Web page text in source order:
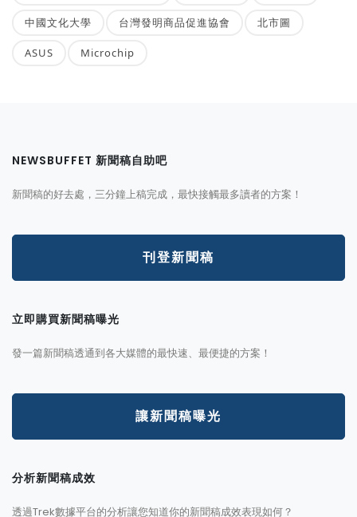
中國文化大學 台灣發明商品促進協會 北市圖
ASUS Microchip
NEWSBUFFET 新聞稿自助吧
新聞稿的好去處，三分鐘上稿完成，最快接觸最多讀者的方案！
刊登新聞稿
立即購買新聞稿曝光
發一篇新聞稿透通到各大媒體的最快速、最便捷的方案！
讓新聞稿曝光
分析新聞稿成效
透過Trek數據平台的分析讓您知道你的新聞稿成效表現如何？